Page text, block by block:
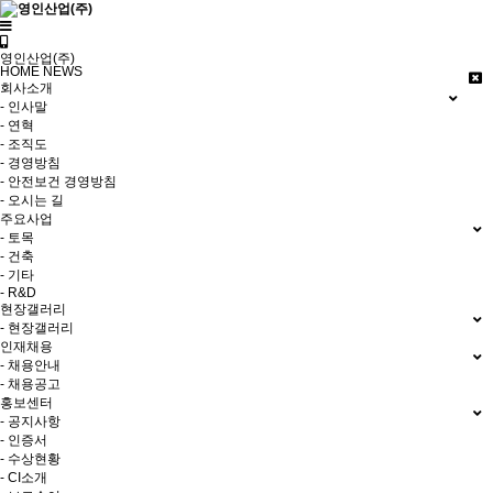
영인산업(주)
HOME NEWS
회사소개
- 인사말
- 연혁
- 조직도
- 경영방침
- 안전보건 경영방침
- 오시는 길
주요사업
- 토목
- 건축
- 기타
- R&D
현장갤러리
- 현장갤러리
인재채용
- 채용안내
- 채용공고
홍보센터
- 공지사항
- 인증서
- 수상현황
- CI소개